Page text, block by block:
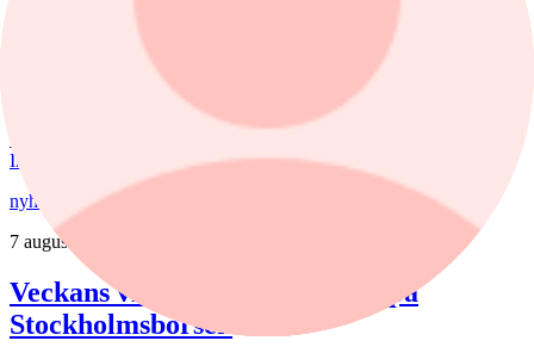
Fondvinnare med banktung portfölj
Tommi Saukkoriipi har styrt nästan halva SEB Swedish Value Fund
mot finanssektorn. Det har varit ett vinnande drag. Fonden har slagit
index tydligt både i år och på längre sikt. Samtidigt har förvaltaren
valt sida mellan börsens två stora maktbolag - Investor och
Industrivärden.
nyheter
Stockholmsbörsen
7 augusti, 14:40
Veckans vinnare och förlorare på
Stockholmsbörsen